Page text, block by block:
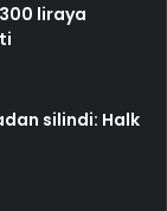
liraya
silindi: Halk